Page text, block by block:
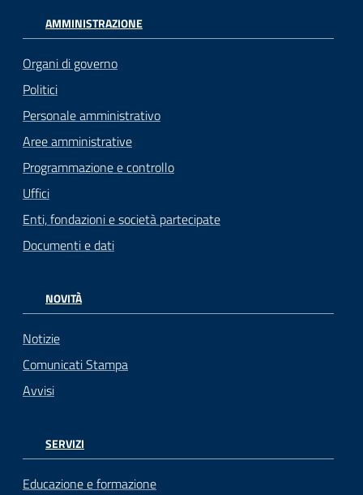
AMMINISTRAZIONE
Organi di governo
Politici
Personale amministrativo
Aree amministrative
Programmazione e controllo
Uffici
Enti, fondazioni e società partecipate
Documenti e dati
NOVITÀ
Notizie
Comunicati Stampa
Avvisi
SERVIZI
Educazione e formazione